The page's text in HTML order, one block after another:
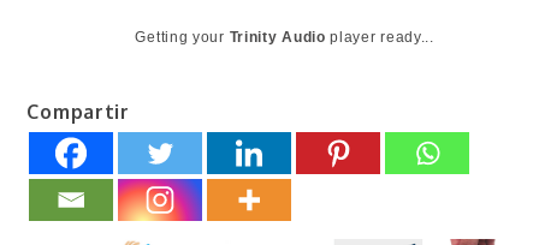
Getting your Trinity Audio player ready...
Compartir